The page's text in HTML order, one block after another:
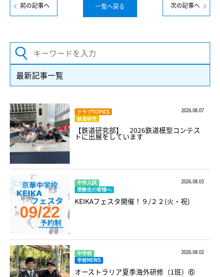
前の記事へ 一覧へ戻る 次の記事へ
最新記事一覧
クラブTOPICS
鉄道研究
2026.08.07
【鉄道研究部】 2026鉄道模型コンテス
トに出展をしています
中学入試
受験生の皆様へ
2026.08.03
KEIKAフェスタ開催！９/２２(火・祝)
中学校
学校NEWS
2026.08.02
オーストラリア夏季海外研修（1班）⑥